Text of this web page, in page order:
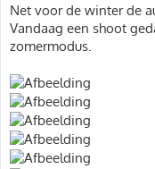
Net voor de winter de
Vandaag een shoot
zomermodus.